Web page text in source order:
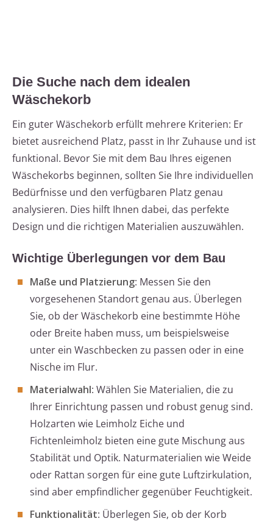
Die Suche nach dem idealen
Wäschekorb
Ein guter Wäschekorb erfüllt mehrere Kriterien: Er
bietet ausreichend Platz, passt in Ihr Zuhause und ist
funktional. Bevor Sie mit dem Bau Ihres eigenen
Wäschekorbs beginnen, sollten Sie Ihre individuellen
Bedürfnisse und den verfügbaren Platz genau
analysieren. Dies hilft Ihnen dabei, das perfekte
Design und die richtigen Materialien auszuwählen.
Wichtige Überlegungen vor dem Bau
Maße und Platzierung: Messen Sie den
vorgesehenen Standort genau aus. Überlegen
Sie, ob der Wäschekorb eine bestimmte Höhe
oder Breite haben muss, um beispielsweise
unter ein Waschbecken zu passen oder in eine
Nische im Flur.
Materialwahl: Wählen Sie Materialien, die zu
Ihrer Einrichtung passen und robust genug sind.
Holzarten wie Leimholz Eiche und
Fichtenleimholz bieten eine gute Mischung aus
Stabilität und Optik. Naturmaterialien wie Weide
oder Rattan sorgen für eine gute Luftzirkulation,
sind aber empfindlicher gegenüber Feuchtigkeit.
Funktionalität: Überlegen Sie, ob der Korb